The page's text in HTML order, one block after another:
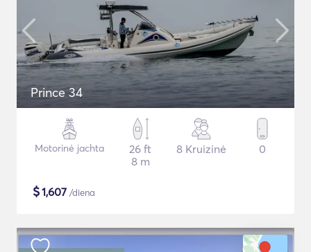
Prince 34
Motorinė jachta
26 ft
8 m
8 Kruizinė 0
$1,607 /diena